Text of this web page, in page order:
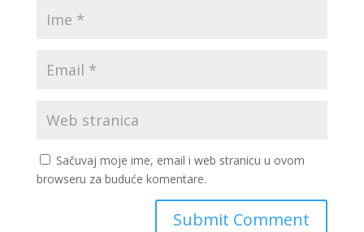
Sačuvaj moje ime, email i web stranicu u ovom
browseru za buduće komentare.